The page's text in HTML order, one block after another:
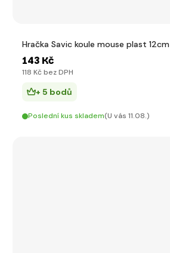
Hračka Savic koule mouse plast 12cm
143 Kč
118 Kč bez DPH
+ 5 bodů
Poslední kus skladem(U vás 11.08.)